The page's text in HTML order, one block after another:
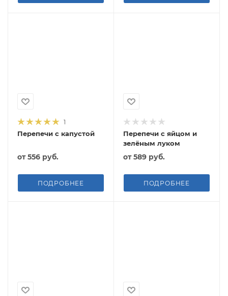
1
Перепечи с капустой
от556 руб.
ПОДРОБНЕЕ
Перепечи с яйцом и
зелёным луком
от589 руб.
ПОДРОБНЕЕ